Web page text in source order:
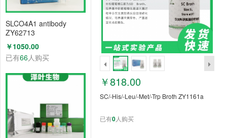
SLCO4A1 antibody
ZY62713
￥1050.00
已有66人购买
￥818.00
SC/-His/-Leu/-Met/-Trp Broth ZY1161a
已有0人购买